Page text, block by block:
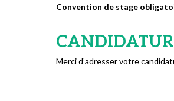
Convention de stage
Merci d’adresser votre